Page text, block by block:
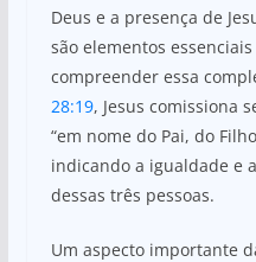
Deus e a presença de
são elementos
compreender essa
28:19, Jesus comissiona
“em nome do Pai, do
indicando a igualdade e
dessas três pessoas.
Um aspecto importante